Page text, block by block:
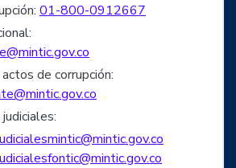
01-800-0912667
de corrupción: